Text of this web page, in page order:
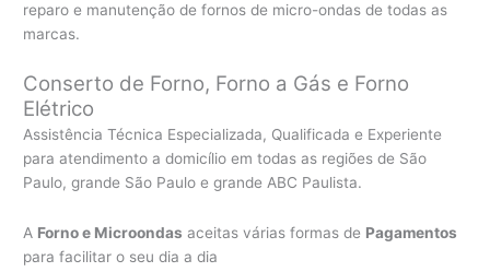
reparo e manutenção de fornos de micro-ondas de todas as
marcas.
Conserto de Forno, Forno a Gás e Forno
Elétrico
Assistência Técnica Especializada, Qualificada e Experiente
para atendimento a domicílio em todas as regiões de São
Paulo, grande São Paulo e grande ABC Paulista.
A Forno e Microondas aceitas várias formas de Pagamentos
para facilitar o seu dia a dia